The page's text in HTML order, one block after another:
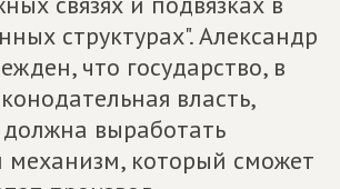
структурах". Александр
что государство, в
власть,
должна выработать
который сможет